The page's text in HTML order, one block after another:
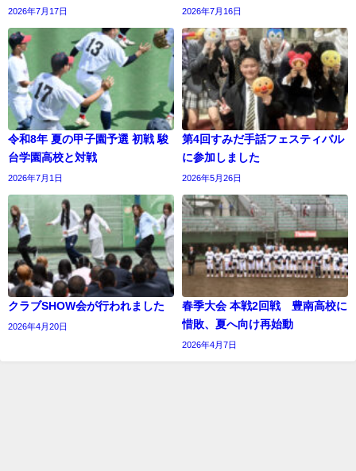
2026年7月17日 2026年7月16日
令和8年 夏の甲子園予選 初戦 駿
台学園高校と対戦
2026年7月1日
第4回すみだ手話フェスティバル
に参加しました
2026年5月26日
クラブSHOW会が行われました
2026年4月20日
春季大会 本戦2回戦 豊南高校に
惜敗、夏へ向け再始動
2026年4月7日